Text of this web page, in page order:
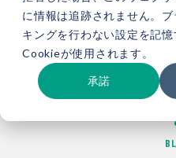
に情報は追跡されません。
キングを行わない設定を記
Cookieが使用されます。
承諾
TOP お役立ち情報 ブログ